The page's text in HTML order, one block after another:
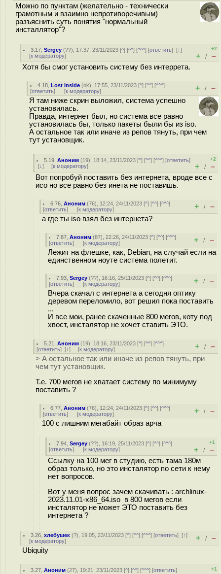
Можно по пунктам (желательно - технически
грамотным и взаимно непротиворечивым)
разъяснить суть понятия "нормальный
инсталлятор"?
3.17 ,Sergey (??), 17:37, 23/11/2023 [^] [^^] [^^^] [ответить][↓]
[к модератору]
+2
+ / –
Хотя бы смог установить систему без интеррета.
4.18 ,Lost Inside (ok), 17:55, 23/11/2023 [^] [^^] [^^^]
[ответить] [к модератору] + / –
Я там ниже скрин выложил, система успешно
установилась.
Правда, интернет был, но система все равно
установилась бы, только пакеты были бы из iso.
А остальное так или иначе из репов тянуть, при чем
тут установщик.
5.19 ,Аноним (19), 18:14, 23/11/2023 [^] [^^] [^^^] [ответить]
[↓] [к модератору]
+2
+ / –
Вот попробуй поставить без интернета, вроде все с
исо но все равно без инета не поставишь.
6.76 ,Аноним (76), 12:24, 24/11/2023 [^] [^^] [^^^]
[ответить] [к модератору] + / –
а где ты iso взял без интернета?
7.87 ,Аноним (87), 22:26, 24/11/2023 [^] [^^] [^^^]
[ответить] [к модератору] + / –
Лежит на флешке, как, Debian, на случай если на
единственном ноуте система полетит.
7.93 ,Sergey (??), 16:16, 25/11/2023 [^] [^^] [^^^]
[ответить] [к модератору] + / –
Вчера скачал с интернета а сегодня оптику
деревом переломило, вот решил пока поставить
...
И все мои, ранее скаченные 800 мегов, коту под
хвост, инсталятор не хочет ставить ЭТО.
5.21 ,Аноним (19), 18:16, 23/11/2023 [^] [^^] [^^^]
[ответить] [↑] [к модератору] + / –
> А остальное так или иначе из репов тянуть, при
чем тут установщик.
Т.е. 700 мегов не хватает систему по минимуму
поставить ?
6.77 ,Аноним (76), 12:24, 24/11/2023 [^] [^^] [^^^]
[ответить] [к модератору] + / –
100 с лишним мегабайт образ арча
7.94 ,Sergey (??), 16:19, 25/11/2023 [^] [^^] [^^^]
[ответить] [к модератору]
+1
+ / –
Ссылку на 100 мег в студию, есть тама 180м
образ только, но это инсталятор по сети к нему
нет вопросов.
Вот у меня вопрос зачем скачивать : archlinux-
2023.11.01-x86_64.iso в 800 мегов если
инсталятор не может ЭТО поставить без
интернета ?
3.26 ,хлебушек (?), 19:05, 23/11/2023 [^] [^^] [^^^] [ответить][↑]
[к модератору] + / –
Ubiquity
3.27 ,Аноним (27), 19:21, 23/11/2023 [^] [^^] [^^^] [ответить]
+1